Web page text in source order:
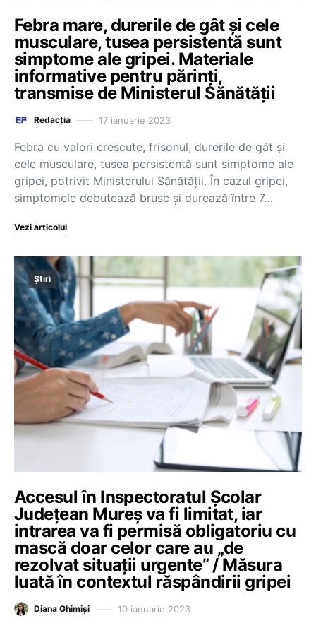
Febra mare, durerile de gât și cele
musculare, tusea persistentă sunt
simptome ale gripei. Materiale
informative pentru părinți,
transmise de Ministerul Sănătății
Redacția 17 ianuarie 2023
Febra cu valori crescute, frisonul, durerile de gât și
cele musculare, tusea persistentă sunt simptome ale
gripei, potrivit Ministerului Sănătății. În cazul gripei,
simptomele debutează brusc și durează între 7…
Vezi articolul
Știri
Accesul în Inspectoratul Școlar
Județean Mureș va fi limitat, iar
intrarea va fi permisă obligatoriu cu
mască doar celor care au „de
rezolvat situații urgente” / Măsura
luată în contextul răspândirii gripei
Diana Ghimiși 10 ianuarie 2023